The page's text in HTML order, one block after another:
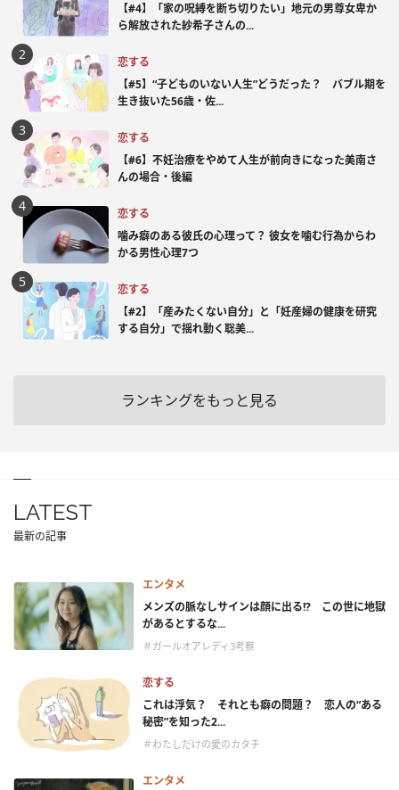
【#4】「家の呪縛を断ち切りたい」地元の男尊女卑か
ら解放された紗希子さんの...
恋する
【#5】“子どものいない人生”どうだった？ バブル期を
生き抜いた56歳・佐...
恋する
【#6】不妊治療をやめて人生が前向きになった美南さ
んの場合・後編
恋する
噛み癖のある彼氏の心理って？ 彼女を噛む行為からわ
かる男性心理7つ
恋する
【#2】「産みたくない自分」と「妊産婦の健康を研究
する自分」で揺れ動く聡美...
ランキングをもっと見る
LATEST
最新の記事
エンタメ
メンズの脈なしサインは顔に出る!? この世に地獄
があるとするな...
＃ガールオアレディ3考察
恋する
これは浮気？ それとも癖の問題？ 恋人の“ある
秘密”を知った2...
＃わたしだけの愛のカタチ
エンタメ